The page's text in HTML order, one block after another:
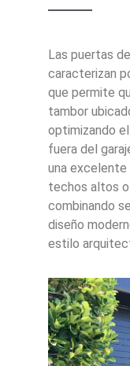
Las puertas
caracterizan
que permite
tambor
optimizando
fuera del
una excelente
techos altos
combinando
diseño
estilo